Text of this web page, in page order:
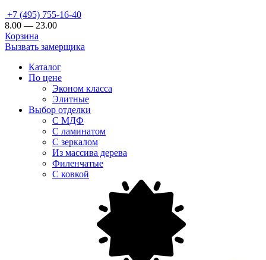
+7 (495) 755-16-40
8.00 — 23.00
Корзина
Вызвать замерщика
Каталог
По цене
Эконом класса
Элитные
Выбор отделки
С МДФ
С ламинатом
С зеркалом
Из массива дерева
Филенчатые
С ковкой